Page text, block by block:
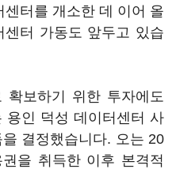
터를 개소한 데 이어 올
터 가동도 앞두고 있습
확보하기 위한 투자에도
용인 덕성 데이터센터 사
결정했습니다. 오는 20
을 취득한 이후 본격적